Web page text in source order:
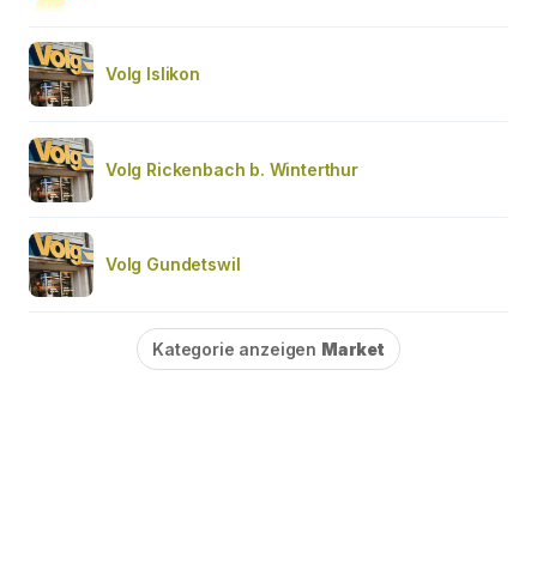
Volg Islikon
Volg Rickenbach b. Winterthur
Volg Gundetswil
Kategorie anzeigen Market